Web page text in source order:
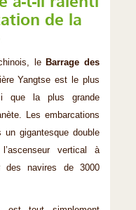
de la
leBarrage des
Yangtse est le plus
que la plus grande
Les embarcations
gigantesque double
vertical à
des navires de 3000